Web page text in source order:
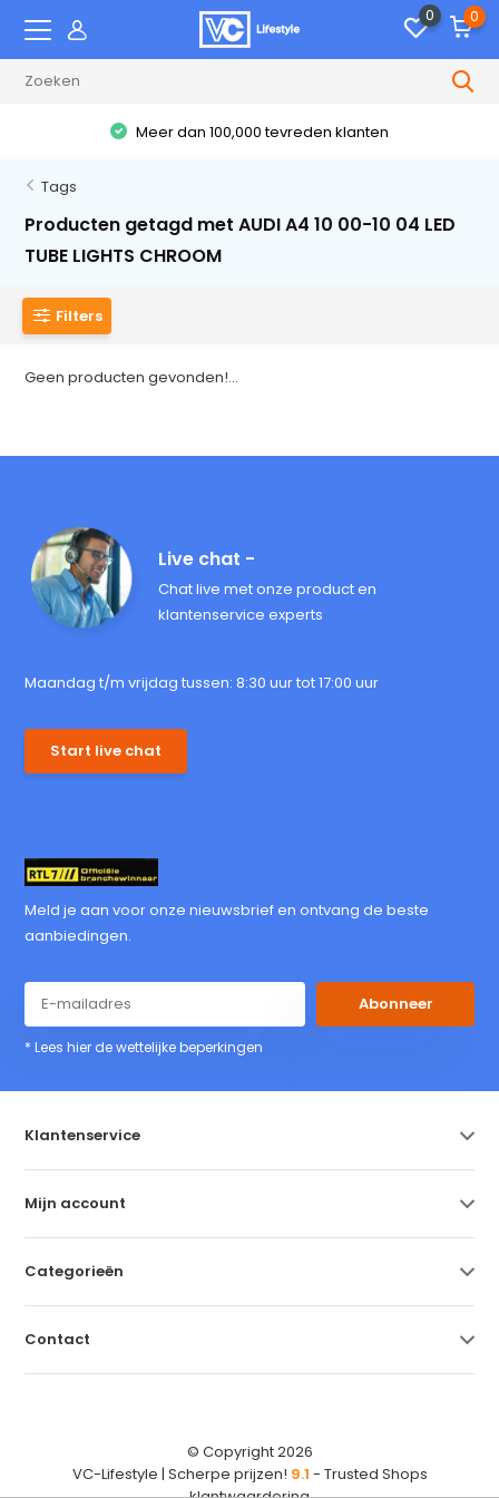
0 0
Meer dan 100,000 tevreden klanten
Tags
Producten getagd met AUDI A4 10 00-10 04 LED
TUBE LIGHTS CHROOM
Filters
Geen producten gevonden!...
Live chat -
Chat live met onze product en
klantenservice experts
Maandag t/m vrijdag tussen: 8:30 uur tot 17:00 uur
Start live chat
Meld je aan voor onze nieuwsbrief en ontvang de beste
aanbiedingen.
Abonneer
* Lees hier de wettelijke beperkingen
Klantenservice
Mijn account
Categorieën
Contact
© Copyright 2026
VC-Lifestyle | Scherpe prijzen! 9.1 - Trusted Shops